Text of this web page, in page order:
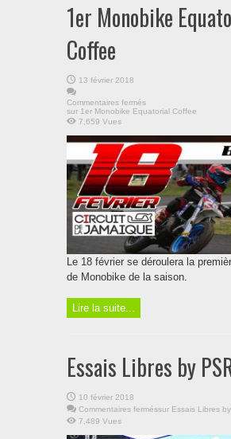
1er Monobike
Coffee
13 février 2018
Commentaires fermés
sur 1er Monobike Equatorial Coffee
7,659 Vues
Le 18 février se déroulera la
de Monobike de la saison.
Lire la suite...
Essais Libres by
10 février 2018
Commentaires ferméssur Essais Libres
7,489 Vues